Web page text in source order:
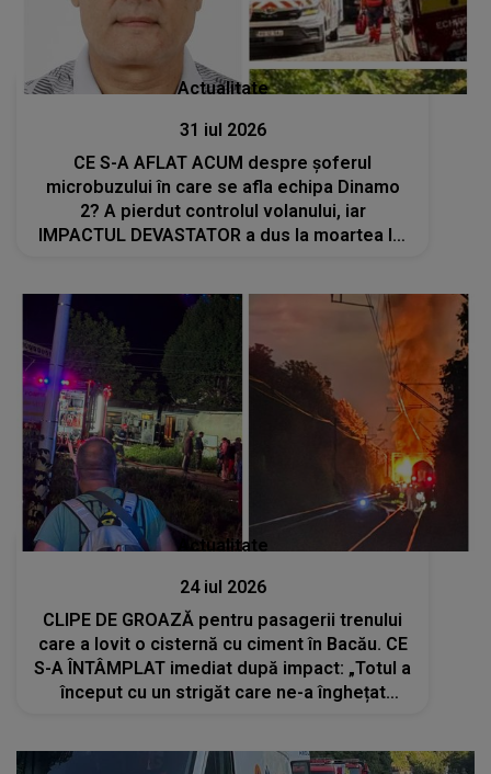
Actualitate
31 iul 2026
CE S-A AFLAT ACUM despre şoferul
microbuzului în care se afla echipa Dinamo
2? A pierdut controlul volanului, iar
IMPACTUL DEVASTATOR a dus la moartea lui
Actualitate
24 iul 2026
CLIPE DE GROAZĂ pentru pasagerii trenului
care a lovit o cisternă cu ciment în Bacău. CE
S-A ÎNTÂMPLAT imediat după impact: „Totul a
început cu un strigăt care ne-a înghețat